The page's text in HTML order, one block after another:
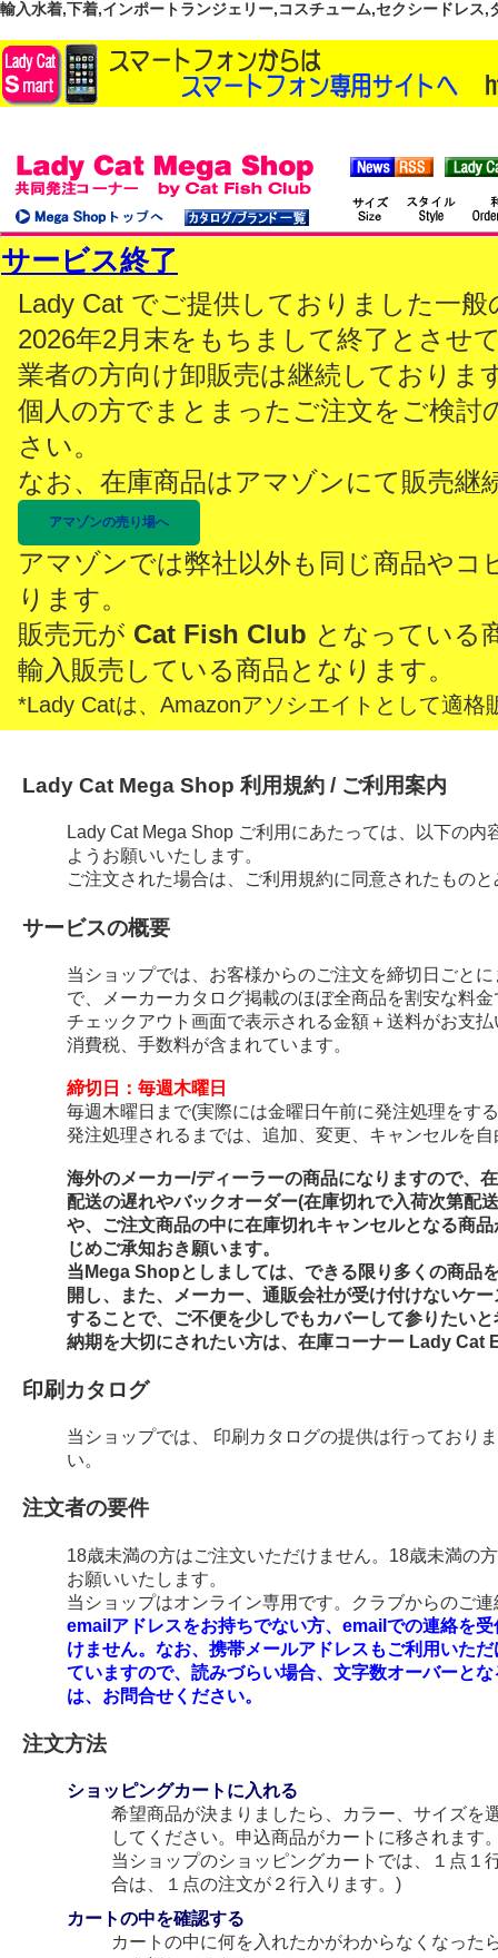
輸入水着,下着,インポートランジェリー,コスチューム,セクシードレス
サービス終了
Lady Cat でご提供しておりました一
2026年2月末をもちまして終了とさせ
業者の方向け卸販売は継続しておりま
個人の方でまとまったご注文をご検討
さい。
なお、在庫商品はアマゾンにて販売継
アマゾンの売り場へ
アマゾンでは弊社以外も同じ商品やコ
ります。
販売元が Cat Fish Club となっている
輸入販売している商品となります。
*Lady Catは、Amazonアソシエイトとして適格
Lady Cat Mega Shop 利用規約 / ご利用案内
Lady Cat Mega Shop ご利用にあたっては、以下の
ようお願いいたします。
ご注文された場合は、ご利用規約に同意されたもの
サービスの概要
当ショップでは、お客様からのご注文を締切日ごと
で、メーカーカタログ掲載のほぼ全商品を割安な料
チェックアウト画面で表示される金額＋送料がお支
消費税、手数料が含まれています。
締切日：毎週木曜日
毎週木曜日まで(実際には金曜日午前に発注処理をす
発注処理されるまでは、追加、変更、キャンセルを
海外のメーカー/ディーラーの商品になりますので、
配送の遅れやバックオーダー(在庫切れで入荷次第配
や、ご注文商品の中に在庫切れキャンセルとなる商
じめご承知おき願います。
当Mega Shopとしましては、できる限り多くの商品
開し、また、メーカー、通販会社が受け付けないケ
することで、ご不便を少しでもカバーして参りたい
納期を大切にされたい方は、在庫コーナー Lady Cat
印刷カタログ
当ショップでは、 印刷カタログの提供は行っており
い。
注文者の要件
18歳未満の方はご注文いただけません。18歳未満の
お願いいたします。
当ショップはオンライン専用です。クラブからのご
emailアドレスをお持ちでない方、emailでの連絡を
けません。なお、携帯メールアドレスもご利用いた
ていますので、読みづらい場合、文字数オーバーと
は、お問合せください。
注文方法
ショッピングカートに入れる
希望商品が決まりましたら、カラー、サイズを
してください。申込商品がカートに移されます
当ショップのショッピングカートでは、１点１
合は、１点の注文が２行入ります。)
カートの中を確認する
カートの中に何を入れたかがわからなくなった